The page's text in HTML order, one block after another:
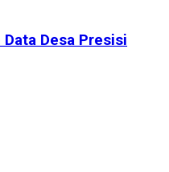
Desa Presisi